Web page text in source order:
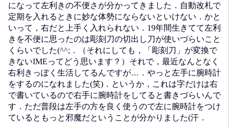
になって左利きの不便さが分かってきました．自動改札で
定期を入れるときに妙な体勢にならないといけない．かと
いって，右だと上手く入れられない．19年間生きてて左利
きを不便に思ったのは彫刻刀の切出し刀が使いづらいこと
くらいでした(^^;．（それにしても，「彫刻刀」が変換で
きないIMEってどう思います？）それで，最近なんとなく
右利きっぽく生活してるんですが…．やっと左手に腕時計
をするのになれました(笑)．というか，これは字だけは右
で書いているので右手に腕時計をしてると書きづらいんで
す．ただ普段は左手の方を良く使うので左に腕時計をつけ
ているともっと邪魔だということが分かりました(汗．